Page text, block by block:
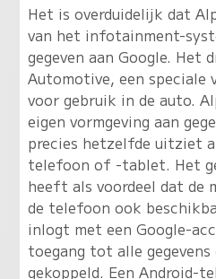
Het is overduidelijk dat
van het infotainment-
gegeven aan Google. Het
Automotive, een speciale
voor gebruik in de auto.
eigen vormgeving aan
precies hetzelfde uitziet
telefoon of -tablet. Het
heeft als voordeel dat de
de telefoon ook
inlogt met een Google-
toegang tot alle gegevens
gekoppeld. Een Android-